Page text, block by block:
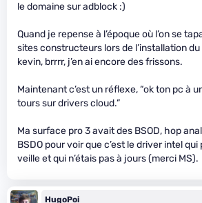
le domaine sur adblock :)
Quand je repense à l’époque où l’on se
sites constructeurs lors de l’installation
kevin, brrrr, j’en ai encore des frissons.
Maintenant c’est un réflexe, “ok ton pc à
tours sur drivers cloud.”
Ma surface pro 3 avait des BSOD, hop
BSDO pour voir que c’est le driver intel
veille et qui n’étais pas à jours (merci MS).
HugoPoi